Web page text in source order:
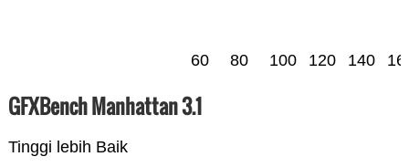
60 80 100 120 140
GFXBench Manhattan 3.1
Tinggi lebih Baik